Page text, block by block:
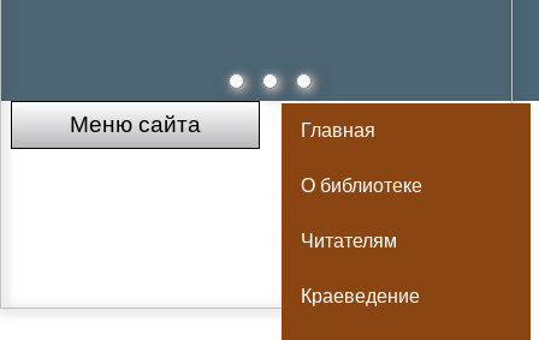
Меню сайта Главная
О библиотеке
Читателям
Краеведение